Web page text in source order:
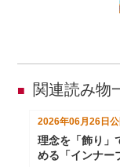
■ 関連読み物
2026年06月26日
理念を「飾り」
める「インナー